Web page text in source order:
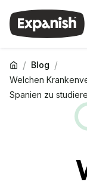
/ Blog /
Welchen
Spanien zu